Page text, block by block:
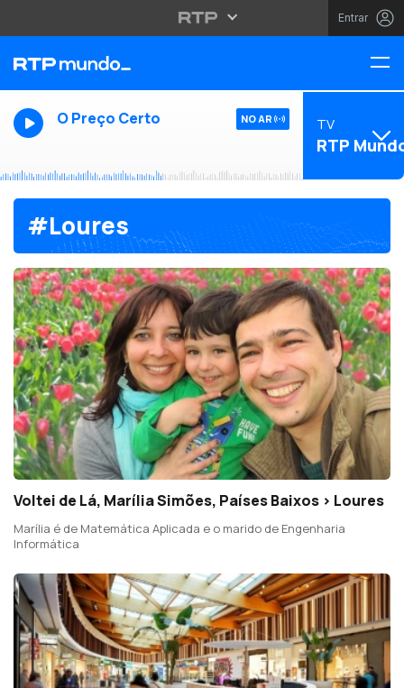
Entrar
O Preço Certo NO AR TV
RTP
#Loures
Voltei de Lá, Marília Simões, Países Baixos > Loures
Marília é de Matemática Aplicada e o marido de Engenharia
Informática